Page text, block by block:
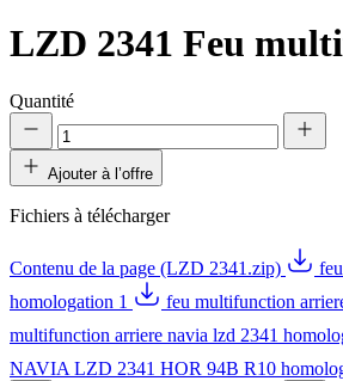
LZD 2341 Feu
Quantité
Ajouter à l’offre
Fichiers à télécharger
Contenu de la page (LZD 2341.zip)
homologation 1
feu multifunction
multifunction arriere navia lzd 2341
NAVIA LZD 2341 HOR 94B R10